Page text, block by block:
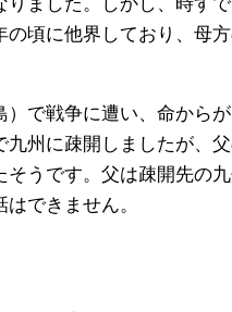
ました。しかし、時す
頃に他界しており、母
で戦争に遭い、命から
州に疎開しましたが、
うです。父は疎開先の
できません。